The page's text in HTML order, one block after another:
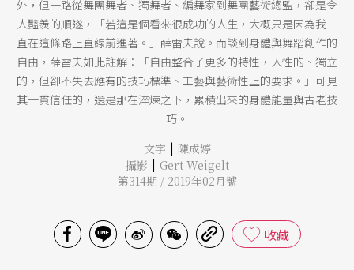
外，但一路從舞團舞者、獨舞者、編舞家到舞團藝術總監，卻是令
人豔羨的順遂，「若這是個看來很成功的人生，大概只是因為我一
直在這條路上直線前進著。」薛雷夫說。而談到身體與舞蹈創作的
自由，薛雷夫如此註解：「自由整合了更多的特性，人性的、獨立
的，但卻不失去應有的技巧標準、工藝與藝術性上的要求。」可見
其一貫信任的，還是那在淬煉之下，累積出來的身體能量與古老技
巧。
文字 | 陳成婷
攝影 | Gert Weigelt
第314期 / 2019年02月號
收藏